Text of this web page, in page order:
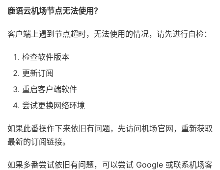
鹿语云机场节点无法使用？
客户端上遇到节点超时，无法使用的情况，请先进行自检：
检查软件版本
更新订阅
重启客户端软件
尝试更换网络环境
如果此番操作下来依旧有问题，先访问机场官网，重新获取
最新的订阅链接。
如果多番尝试依旧有问题，可以尝试 Google 或联系机场客